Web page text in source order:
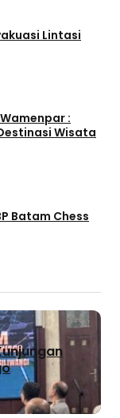
Lintasi
:
Wisata
Batam Chess